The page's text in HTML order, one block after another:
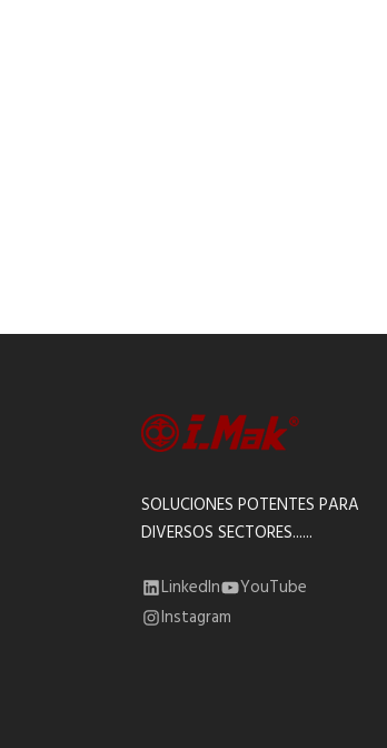
SOLUCIONES POTENTES PARA
DIVERSOS SECTORES......
LinkedIn
YouTube
Instagram